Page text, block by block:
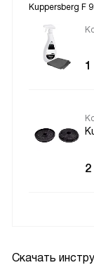
Скачать
Kuppersberg F
1
2